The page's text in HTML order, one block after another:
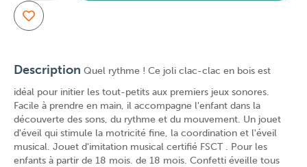
Description Quel rythme ! Ce joli clac-clac en bois est
idéal pour initier les tout-petits aux premiers jeux sonores.
Facile à prendre en main, il accompagne l'enfant dans la
découverte des sons, du rythme et du mouvement. Un jouet
d'éveil qui stimule la motricité fine, la coordination et l'éveil
musical. Jouet d'imitation musical certifié FSCT . Pour les
enfants à partir de 18 mois. de 18 mois. Confetti éveille tous